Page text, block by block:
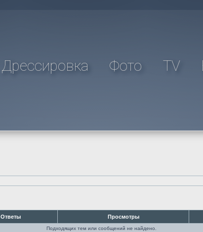
Дрессировка Фото TV
Ответы Просмотры
Подходящих тем или сообщений не найдено.